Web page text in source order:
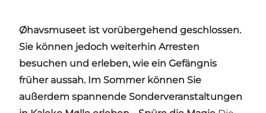
Øhavsmuseet ist vorübergehend geschlossen.
Sie können jedoch weiterhin Arresten
besuchen und erleben, wie ein Gefängnis
früher aussah. Im Sommer können Sie
außerdem spannende Sonderveranstaltungen